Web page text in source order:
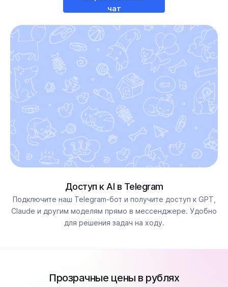
чат
Доступ к AI в Telegram
Подключите наш Telegram-бот и получите доступ к GPT,
Claude и другим моделям прямо в мессенджере. Удобно
для решения задач на ходу.
Прозрачные цены в рублях